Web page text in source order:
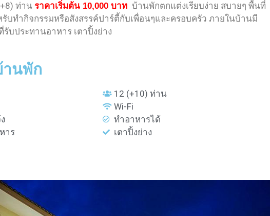
ท่าน ราคาเริ่มต้น 10,000 บาท บ้านพักตกแต่งเรียบง่าย สบายๆ พื้นที่
บทำกิจกรรมหรือสังสรรค์ปาร์ตี้กับเพื่อนๆและครอบครัว ภายในบ้านมี
บประทานอาหาร เตาปิ้งย่าง
านพัก
าร
12 (+10) ท่าน
Wi-Fi
ทำอาหารได้
เตาปิ้งย่าง